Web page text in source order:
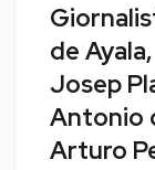
de
Josep
Antonio
Arturo